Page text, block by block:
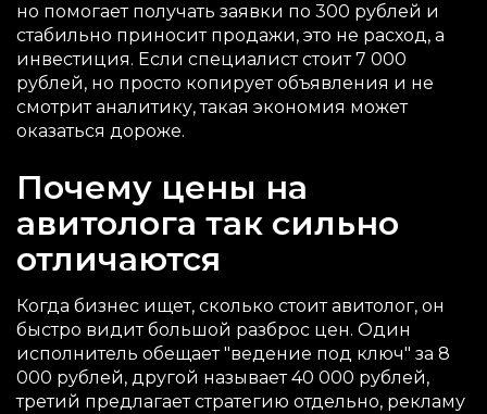
но помогает получать заявки по 300 рублей и
стабильно приносит продажи, это не расход, а
инвестиция. Если специалист стоит 7 000
рублей, но просто копирует объявления и не
смотрит аналитику, такая экономия может
оказаться дороже.
Почему цены на
авитолога так сильно
отличаются
Когда бизнес ищет, сколько стоит авитолог, он
быстро видит большой разброс цен. Один
исполнитель обещает "ведение под ключ" за 8
000 рублей, другой называет 40 000 рублей,
третий предлагает стратегию отдельно, рекламу